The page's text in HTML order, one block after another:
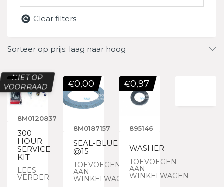
Clear filters
Sorteer op prijs: laag naar hoog
NIET OP
VOORRAAD
8M0120837
300
HOUR
SERVICE
KIT
LEES
VERDER
8M0187157
SEAL-BLUE
@15
TOEVOEGEN
AAN
WINKELWAGEN
€0,00
895146
WASHER
TOEVOEGEN
AAN
WINKELWAGEN
€0,97